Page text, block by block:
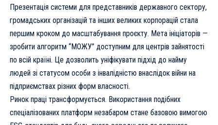
Презентація системи для представників державного сектору,
громадських організацій та інших великих корпорацій стала
першим кроком до масштабування проєкту. Мета ініціаторів —
зробити алгоритм “МОЖУ” доступним для центрів зайнятості
по всій країні. Це дозволить уніфікувати підхід до найму
людей зі статусом особи з інвалідністю внаслідок війни на
підприємствах різних форм власності.
Ринок праці трансформується. Використання подібних
спеціалізованих платформ незабаром стане базовою вимогою